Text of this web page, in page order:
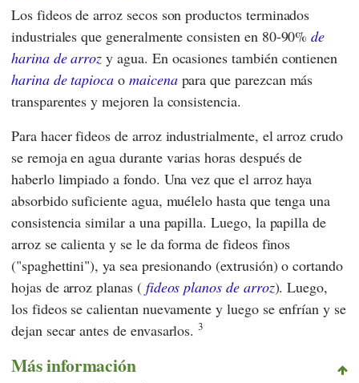
Los fideos de arroz secos son productos terminados
industriales que generalmente consisten en 80-90%de
harina de arroz y agua. En ocasiones también contienen
harina de tapioca o maicenapara que parezcan más
transparentes y mejoren la consistencia.
Para hacer fideos de arroz industrialmente, el arroz crudo
se remoja en agua durante varias horas después de
haberlo limpiado a fondo. Una vez que el arroz haya
absorbido suficiente agua, muélelo hasta que tenga una
consistencia similar a una papilla. Luego, la papilla de
arroz se calienta y se le da forma de fideos finos
("spaghettini"), ya sea presionando (extrusión) o cortando
hojas de arroz planas ( fideos planos de arroz). Luego,
los fideos se calientan nuevamente y luego se enfrían y se
dejan secar antes de envasarlos.3
Más información